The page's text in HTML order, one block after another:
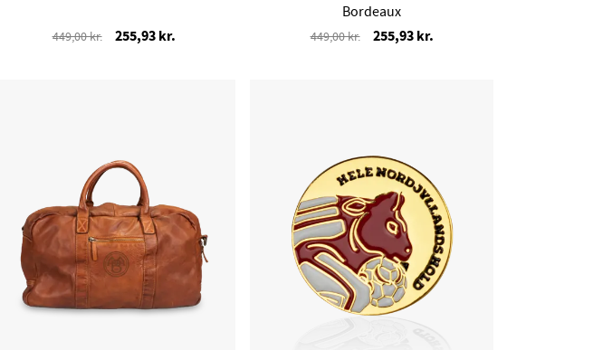
449,00 kr. 255,93 kr.
Bordeaux
449,00 kr. 255,93 kr.